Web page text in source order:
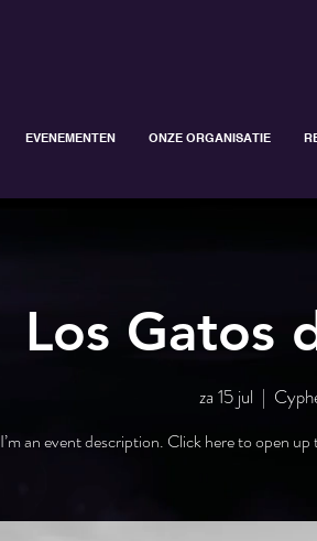
EVENEMENTEN ONZE ORGANISATIE
Los Gatos
za 15 jul
  |
I’m an event description. Click here to open